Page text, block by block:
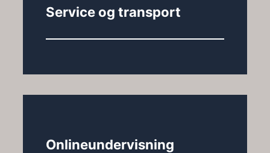
Service og transport
Onlineundervisning